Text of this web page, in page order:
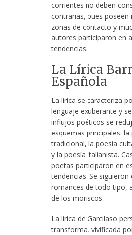
corrientes no deben
contrarias, pues poseen
zonas de contacto y
autores participaron en
tendencias.
La Lírica
Española
La lírica se caracteriza
lenguaje exuberante y
influjos poéticos se
esquemas principales: la
tradicional, la poesía
y la poesía italianista.
poetas participaron en
tendencias. Se siguieron
romances de todo tipo,
de los moriscos.
La lírica de Garcilaso
transforma, vivificada